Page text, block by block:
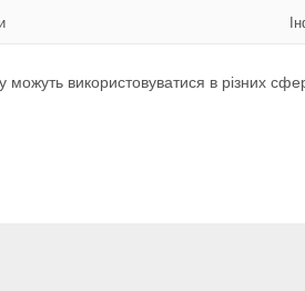
використовуватися в різних